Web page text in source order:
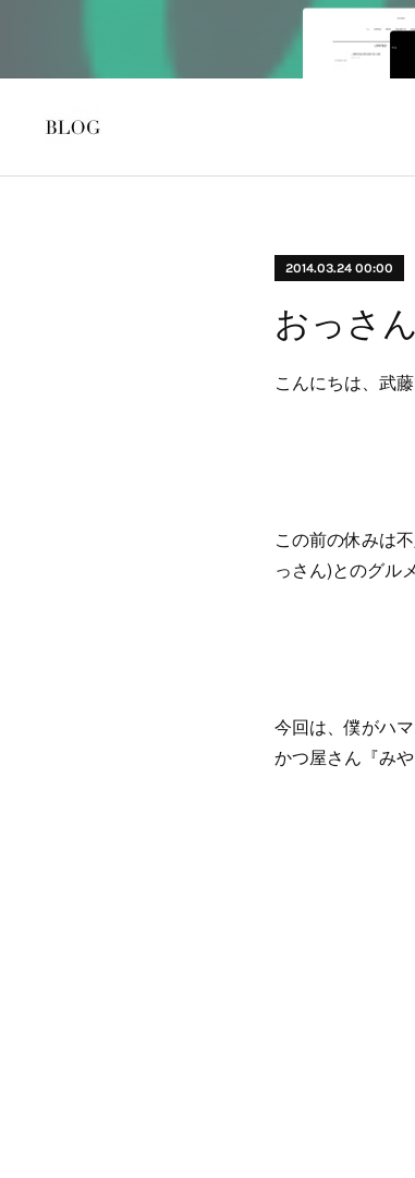
2014.03.24 00:00
おっさ
こんにちは、武藤
この前の休みは
っさん)とのグル
今回は、僕がハ
かつ屋さん『み